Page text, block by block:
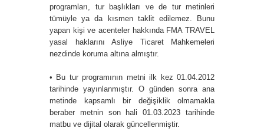
programları, tur başlıkları ve de tur metinleri
tümüyle ya da kısmen taklit edilemez. Bunu
yapan kişi ve acenteler hakkında FMA TRAVEL
yasal haklarını Asliye Ticaret Mahkemeleri
nezdinde koruma altına almıştır.
• Bu tur programının metni ilk kez 01.04.2012
tarihinde yayınlanmıştır. O günden sonra ana
metinde kapsamlı bir değişiklik olmamakla
beraber metnin son hali 01.03.2023 tarihinde
matbu ve dijital olarak güncellenmiştir.